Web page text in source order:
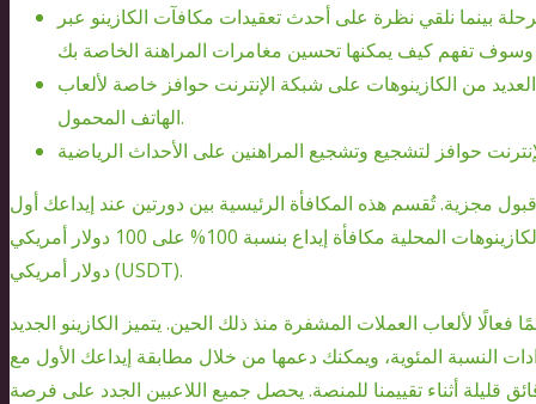
بينما نلقي نظرة على أحدث تعقيدات مكافآت الكازينو عبر
من الكازينوهات على شبكة الإنترنت حوافز خاصة لألعاب
الهاتف المحمول.
مجزية. تُقسم هذه المكافأة الرئيسية بين دورتين عند إيداعك أول
إيداعين. عادةً ما يُقدم أحدث الكازينوهات المحلية مكافأة إيداع بنسبة 100% على 100 دولار أمريكي (USDT) و50% على 200
دولار أمريكي (USDT).
فعالًا لألعاب العملات المشفرة منذ ذلك الحين. يتميز الكازينو الجديد
النسبة المئوية، ويمكنك دعمها من خلال مطابقة إيداعك الأول مع
قليلة أثناء تقييمنا للمنصة. يحصل جميع اللاعبين الجدد على فرصة